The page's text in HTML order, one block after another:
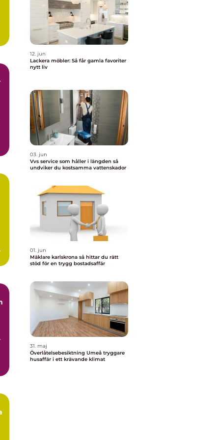
12. jun
Lackera möbler: Så får gamla favoriter
nytt liv
03. jun
Vvs service som håller i längden så
undviker du kostsamma vattenskador
01. jun
Mäklare karlskrona så hittar du rätt
stöd för en trygg bostadsaffär
31. maj
Överlåtelsebesiktning Umeå tryggare
husaffär i ett krävande klimat